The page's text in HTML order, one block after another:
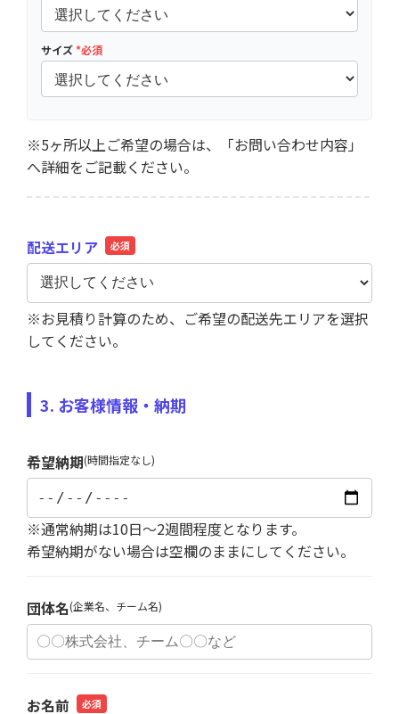
サイズ*必須
※5ヶ所以上ご希望の場合は、「お問い合わせ内容」
へ詳細をご記載ください。
配送エリア 必須
※お見積り計算のため、ご希望の配送先エリアを選択
してください。
3. お客様情報・納期
希望納期(時間指定なし)
※通常納期は10日～2週間程度となります。
希望納期がない場合は空欄のままにしてください。
団体名(企業名、チーム名)
お名前 必須